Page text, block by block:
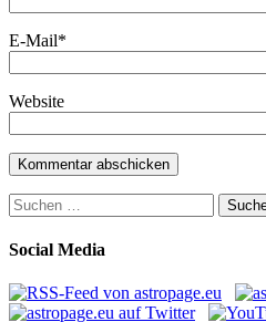
E-Mail*
Website
Suchen
nach:
Social Media